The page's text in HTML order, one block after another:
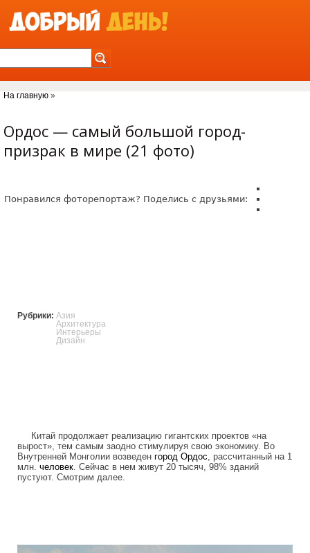
На главную »
Ордос — самый большой город-
призрак в мире (21 фото)
Понравился фоторепортаж? Поделись с друзьями:
Рубрики: Азия
Архитектура
Интерьеры
Дизайн
Китай продолжает реализацию гигантских проектов «на
вырост», тем самым заодно стимулируя свою экономику. Во
Внутренней Монголии возведен город Ордос , рассчитанный на 1
млн. человек . Сейчас в нем живут 20 тысяч, 98% зданий
пустуют. Смотрим далее.